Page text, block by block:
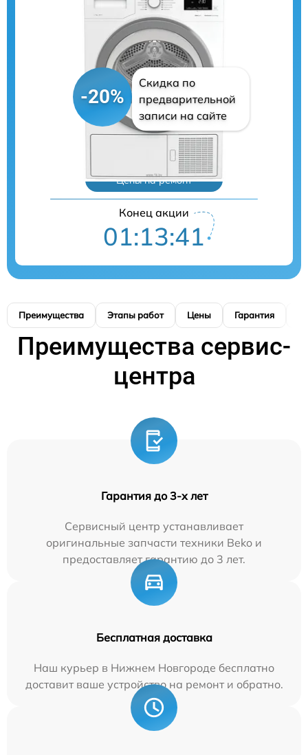
-20%
Скидка по
предварительной
записи на сайте
Цены на ремонт
Конец акции
01:13:40
Преимущества Этапы работ Цены Гарантия
Преимущества сервис-
центра
Гарантия до 3-х лет
Сервисный центр устанавливает
оригинальные запчасти техники Beko и
предоставляет гарантию до 3 лет.
Бесплатная доставка
Наш курьер в Нижнем Новгороде бесплатно
доставит ваше устройство на ремонт и обратно.